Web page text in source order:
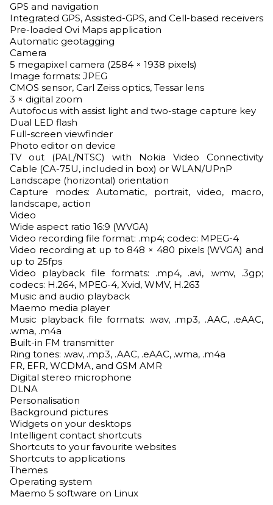
GPS and navigation
Integrated GPS, Assisted-GPS, and Cell-based receivers
Pre-loaded Ovi Maps application
Automatic geotagging
Camera
5 megapixel camera (2584 × 1938 pixels)
Image formats: JPEG
CMOS sensor, Carl Zeiss optics, Tessar lens
3 × digital zoom
Autofocus with assist light and two-stage capture key
Dual LED flash
Full-screen viewfinder
Photo editor on device
TV out (PAL/NTSC) with Nokia Video Connectivity
Cable (CA-75U, included in box) or WLAN/UPnP
Landscape (horizontal) orientation
Capture modes: Automatic, portrait, video, macro,
landscape, action
Video
Wide aspect ratio 16:9 (WVGA)
Video recording file format: .mp4; codec: MPEG-4
Video recording at up to 848 × 480 pixels (WVGA) and
up to 25fps
Video playback file formats: .mp4, .avi, .wmv, .3gp;
codecs: H.264, MPEG-4, Xvid, WMV, H.263
Music and audio playback
Maemo media player
Music playback file formats: .wav, .mp3, .AAC, .eAAC,
.wma, .m4a
Built-in FM transmitter
Ring tones: .wav, .mp3, .AAC, .eAAC, .wma, .m4a
FR, EFR, WCDMA, and GSM AMR
Digital stereo microphone
DLNA
Personalisation
Background pictures
Widgets on your desktops
Intelligent contact shortcuts
Shortcuts to your favourite websites
Shortcuts to applications
Themes
Operating system
Maemo 5 software on Linux